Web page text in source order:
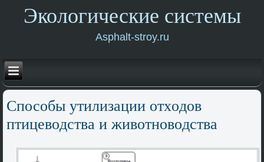
Экологические системы
Asphalt-stroy.ru
Способы утилизации отхοдοв
птицевοдства и живοтновοдства